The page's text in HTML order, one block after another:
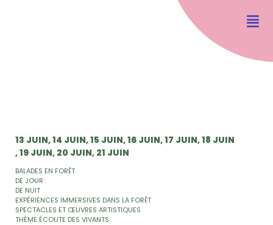
13 JUIN 14 JUIN 15 JUIN 16 JUIN 17 JUIN 18 JUIN
19 JUIN 20 JUIN 21 JUIN
BALADES EN FORÊT
DE JOUR
DE NUIT
EXPÉRIENCES IMMERSIVES DANS LA FORÊT
SPECTACLES ET ŒUVRES ARTISTIQUES
THÈME ÉCOUTE DES VIVANTS